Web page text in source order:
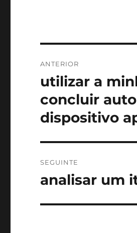
de
artigos
ANTERIOR
Artigo
utilizar a
concluir
dispositivo
SEGUINTE
Artigo
analisar um